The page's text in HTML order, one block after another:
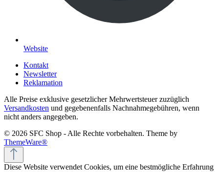
Website
Kontakt
Newsletter
Reklamation
Alle Preise exklusive gesetzlicher Mehrwertsteuer zuzüglich
Versandkosten und gegebenenfalls Nachnahmegebühren, wenn
nicht anders angegeben.
© 2026 SFC Shop - Alle Rechte vorbehalten. Theme by
ThemeWare®
Diese Website verwendet Cookies, um eine bestmögliche Erfahrung